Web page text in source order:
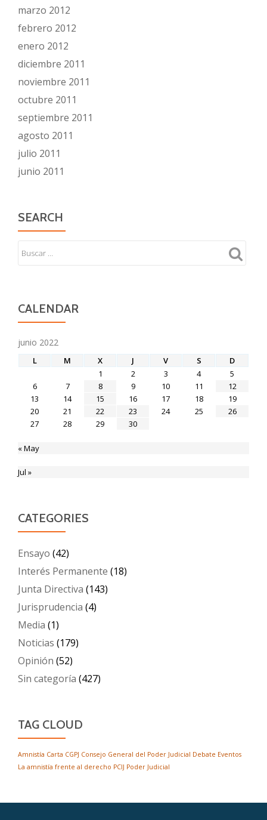
marzo 2012
febrero 2012
enero 2012
diciembre 2011
noviembre 2011
octubre 2011
septiembre 2011
agosto 2011
julio 2011
junio 2011
SEARCH
CALENDAR
junio 2022
L M X J V S
D
1
2 3 4
5
6
7 8 9 10 11
12
13
14 15 16 17 18
19
20
21 22 23 24 25
26
27
28 29 30
« May
Jul »
CATEGORIES
Ensayo (42)
Interés Permanente (18)
Junta Directiva (143)
Jurisprudencia (4)
Media (1)
Noticias (179)
Opinión (52)
Sin categoría (427)
TAG CLOUD
Amnistía Carta CGPJ Consejo General del Poder Judicial Debate Eventos
La amnistía frente al derecho PCIJ Poder Judicial